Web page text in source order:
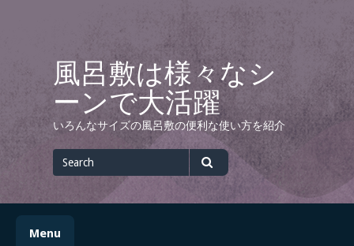
風呂敷は様々なシ
ーンで大活躍
いろんなサイズの風呂敷の便利な使い方を紹介
for
Search
Menu